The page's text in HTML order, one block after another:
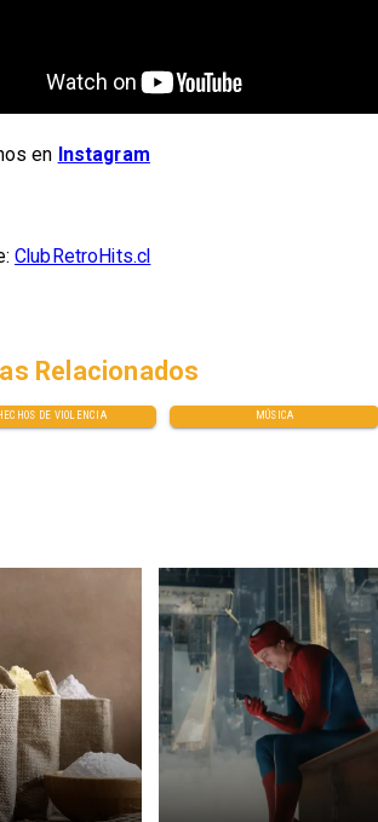
en Instagram
ClubRetroHits.cl
DE VIOLENCIA MÚSICA
Relacionados